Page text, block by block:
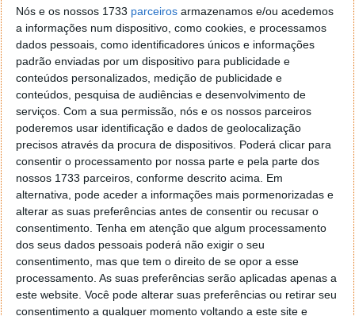
Nós e os nossos 1733 parceiros armazenamos e/ou acedemos
a informações num dispositivo, como cookies, e processamos
dados pessoais, como identificadores únicos e informações
padrão enviadas por um dispositivo para publicidade e
conteúdos personalizados, medição de publicidade e
conteúdos, pesquisa de audiências e desenvolvimento de
serviços. Com a sua permissão, nós e os nossos parceiros
poderemos usar identificação e dados de geolocalização
precisos através da procura de dispositivos. Poderá clicar para
consentir o processamento por nossa parte e pela parte dos
nossos 1733 parceiros, conforme descrito acima. Em
alternativa, pode aceder a informações mais pormenorizadas e
alterar as suas preferências antes de consentir ou recusar o
consentimento. Tenha em atenção que algum processamento
dos seus dados pessoais poderá não exigir o seu
consentimento, mas que tem o direito de se opor a esse
processamento. As suas preferências serão aplicadas apenas a
este website. Você pode alterar suas preferências ou retirar seu
consentimento a qualquer momento voltando a este site e
tentei apagar o explorer na tentativa de forçar o uso do
firefox mas em vao. Kaso te lembres de outra dica fico
agradecido, caso contrario obrigado a mesma
Responder
Vítor M.
7 de Novembro de 2005 às 01:39
@Reporter
Desculpa mas o link funciona. Seja como for segue por mail
o MSn Messenger 8.
Responder
Vítor M.
@Rui
Tens de encontrar o que te falei. Faz da seguinte maneira,
janela iniciar e no topo dessa janela com o botão direito do
rato faz propriedades. Depois no separador Menu ‘Iniciar’
clica no botão ‘Personalizar’ aí encontrarás no separador